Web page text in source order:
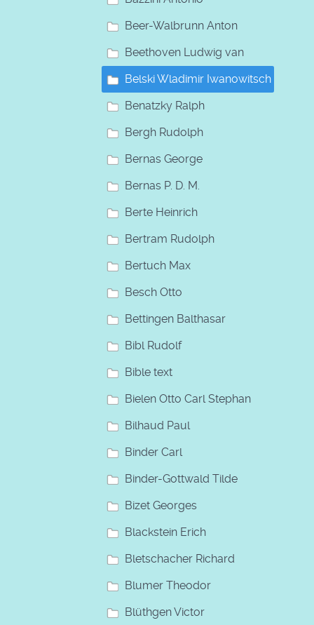
Beer-Walbrunn Anton
Beethoven Ludwig van
Belski Wladimir Iwanowitsch
Benatzky Ralph
Bergh Rudolph
Bernas George
Bernas P. D. M.
Berte Heinrich
Bertram Rudolph
Bertuch Max
Besch Otto
Bettingen Balthasar
Bibl Rudolf
Bible text
Bielen Otto Carl Stephan
Bilhaud Paul
Binder Carl
Binder-Gottwald Tilde
Bizet Georges
Blackstein Erich
Bletschacher Richard
Blumer Theodor
Blüthgen Victor